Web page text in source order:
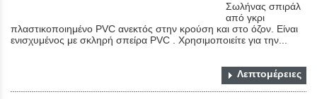
Σωλήνας σπιράλ
από γκρι
πλαστικοποιημένο PVC ανεκτός στην κρούση και στο όζον. Είναι
ενισχυμένος με σκληρή σπείρα PVC . Χρησιμοποιείτε για την...
Λεπτομέρειες